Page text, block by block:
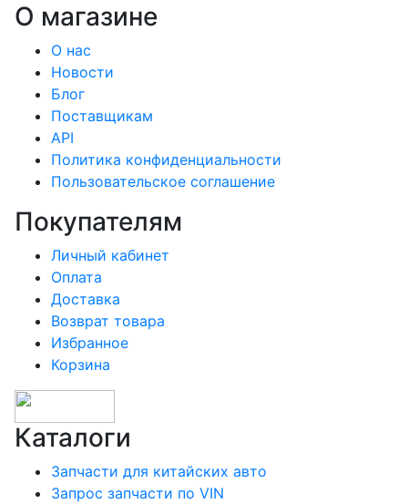
О магазине
О нас
Новости
Блог
Поставщикам
API
Политика конфиденциальности
Пользовательское соглашение
Покупателям
Личный кабинет
Оплата
Доставка
Возврат товара
Избранное
Корзина
Каталоги
Запчасти для китайских авто
Запрос запчасти по VIN